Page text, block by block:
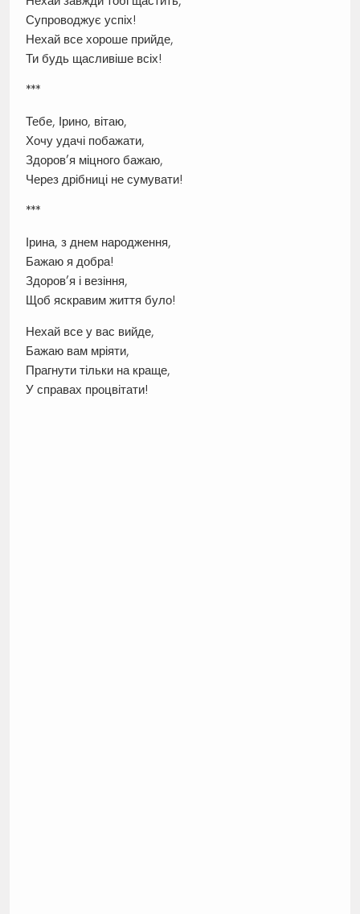
Супроводжує успіх!
Нехай все хороше прийде,
Ти будь щасливіше всіх!
***
Тебе, Ірино, вітаю,
Хочу удачі побажати,
Здоров’я міцного бажаю,
Через дрібниці не сумувати!
***
Ірина, з днем народження,
Бажаю я добра!
Здоров’я і везіння,
Щоб яскравим життя було!
Нехай все у вас вийде,
Бажаю вам мріяти,
Прагнути тільки на краще,
У справах процвітати!